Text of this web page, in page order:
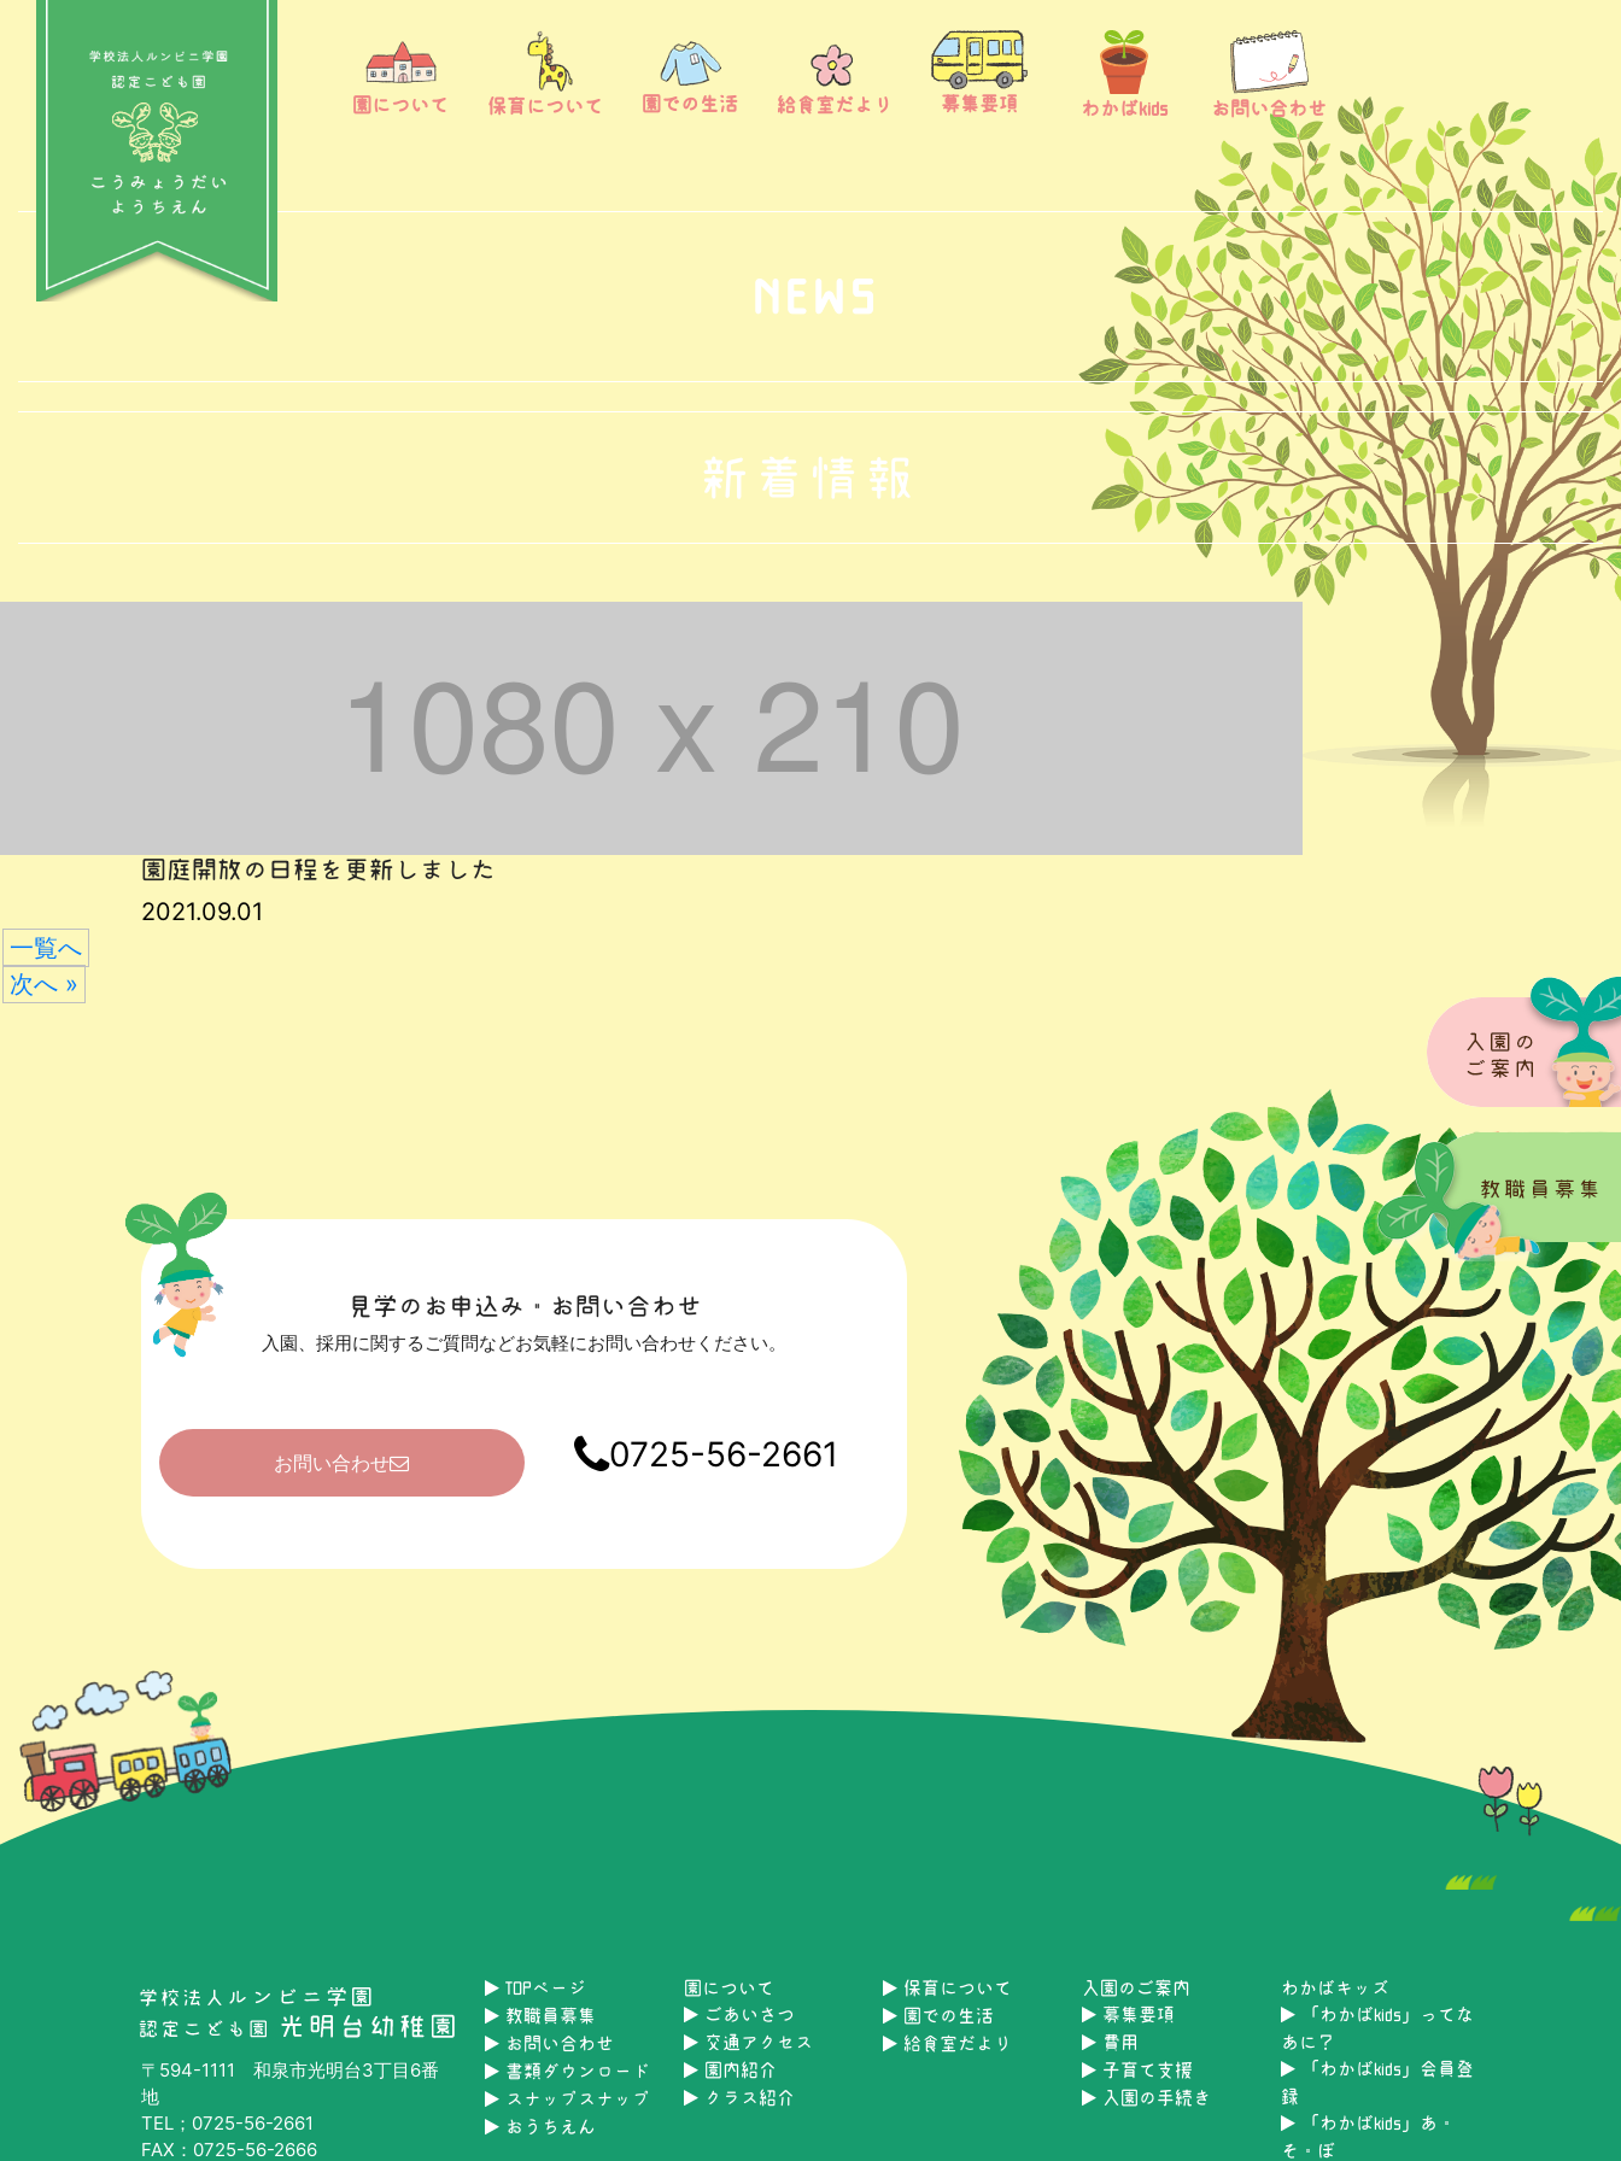
園について 保育について 園での生活 給食室だより 募集要項 わかばkids お問い合わせ
NEWS
新着情報
園庭開放の日程を更新しました
2021.09.01
一覧へ
次へ »
見学のお申込み・お問い合わせ
入園、採用に関するご質問などお気軽にお問い合わせください。
お問い合わせ 0725-56-2661
〒594-1111 和泉市光明台3丁目6番
地
TEL；0725-56-2661
FAX：0725-56-2666
TOPページ
教職員募集
お問い合わせ
書類ダウンロード
スナップスナップ
おうちえん
園について
ごあいさつ
交通アクセス
園内紹介
クラス紹介
保育について
園での生活
給食室だより
入園のご案内
募集要項
費用
子育て支援
入園の手続き
わかばキッズ
「わかばkids」ってな
あに？
「わかばkids」会員登
録
「わかばkids」あ・
そ・ぼ